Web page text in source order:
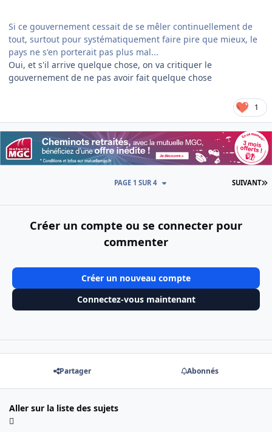
Si ce gouvernement cessait de se mêler continuellement de
tout, surtout pour systématiquement faire pire que mieux, le
pays ne s'en porterait pas plus mal...
Oui, et s'il arrive quelque chose, on va critiquer le
gouvernement de ne pas avoir fait quelque chose
1
SUIVANT
PAGE 1 SUR 4
Créer un compte ou se connecter pour
commenter
Créer un nouveau compte
Connectez-vous maintenant
Partager Abonnés
Aller sur la liste des sujets